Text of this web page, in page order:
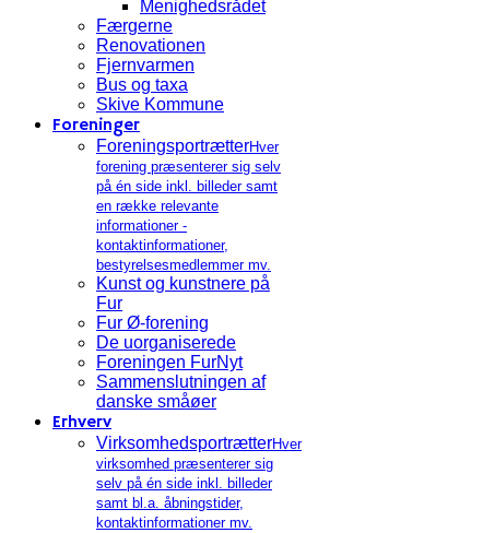
Menighedsrådet
Færgerne
Renovationen
Fjernvarmen
Bus og taxa
Skive Kommune
Foreninger
ForeningsportrætterHver
forening præsenterer sig selv
på én side inkl. billeder samt
en række relevante
informationer -
kontaktinformationer,
bestyrelsesmedlemmer mv.
Kunst og kunstnere på
Fur
Fur Ø-forening
De uorganiserede
Foreningen FurNyt
Sammenslutningen af
danske småøer
Erhverv
VirksomhedsportrætterHver
virksomhed præsenterer sig
selv på én side inkl. billeder
samt bl.a. åbningstider,
kontaktinformationer mv.